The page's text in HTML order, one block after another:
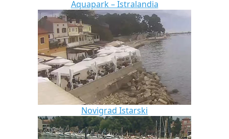
Aquapark – Istralandia
Novigrad Istarski